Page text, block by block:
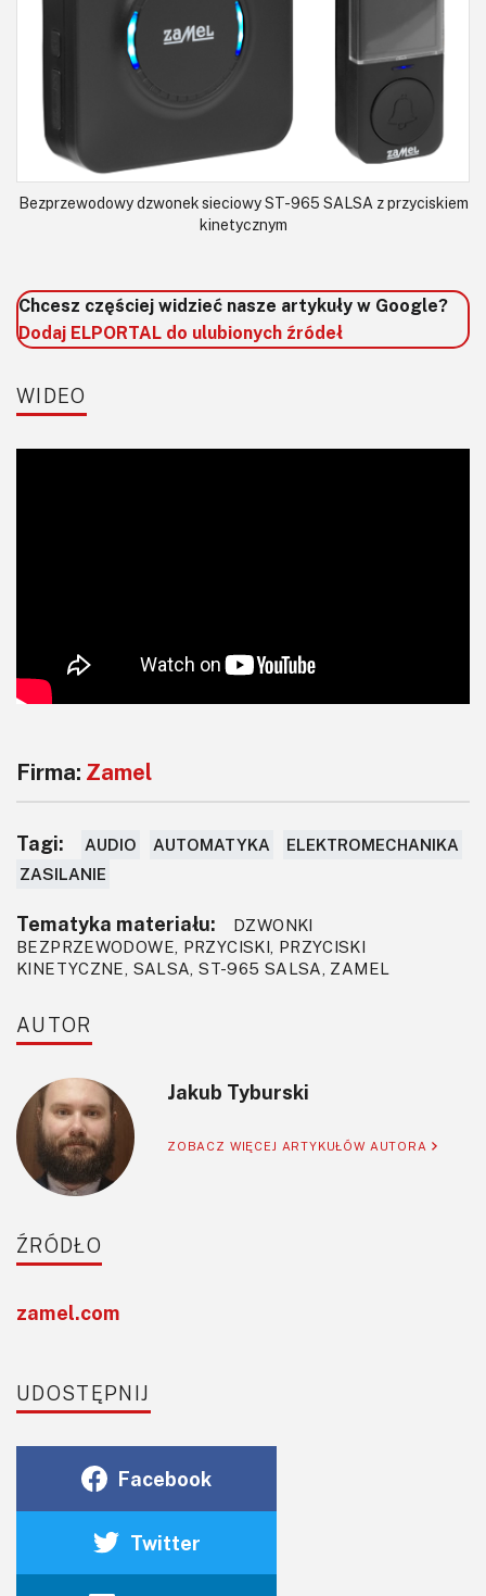
Bezprzewodowy dzwonek sieciowy ST-965 SALSA z przyciskiem
kinetycznym
Chcesz częściej widzieć nasze artykuły w Google?
Dodaj ELPORTAL do ulubionych źródeł
WIDEO
Firma: Zamel
Tagi: AUDIO AUTOMATYKA
ELEKTROMECHANIKA
ZASILANIE
Tematyka materiału:
DZWONKI
BEZPRZEWODOWE, PRZYCISKI, PRZYCISKI
KINETYCZNE, SALSA, ST-965 SALSA, ZAMEL
AUTOR
Jakub Tyburski
ZOBACZ WIĘCEJ ARTYKUŁÓW AUTORA
ŹRÓDŁO
zamel.com
UDOSTĘPNIJ
Facebook
Twitter